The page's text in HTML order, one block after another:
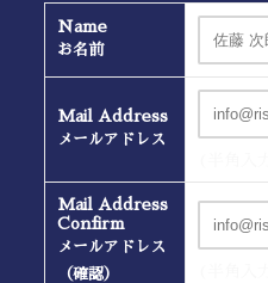
Name
お名前
Mail Address
メールアドレス
Mail Address
Confirm
メールアドレス
（確認）